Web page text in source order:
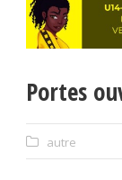
Portes
autre